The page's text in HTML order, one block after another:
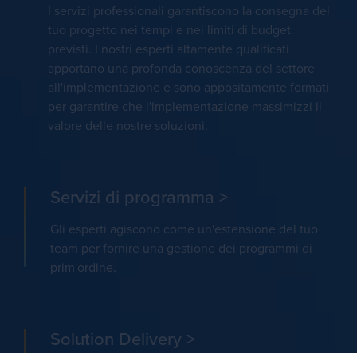
I servizi professionali garantiscono la consegna del
tuo progetto nei tempi e nei limiti di budget
previsti. I nostri esperti altamente qualificati
apportano una profonda conoscenza del settore
all'implementazione e sono appositamente formati
per garantire che l'implementazione massimizzi il
valore delle nostre soluzioni.
Servizi di programma >
Gli esperti agiscono come un'estensione del tuo
team per fornire una gestione dei programmi di
prim'ordine.
Solution Delivery >